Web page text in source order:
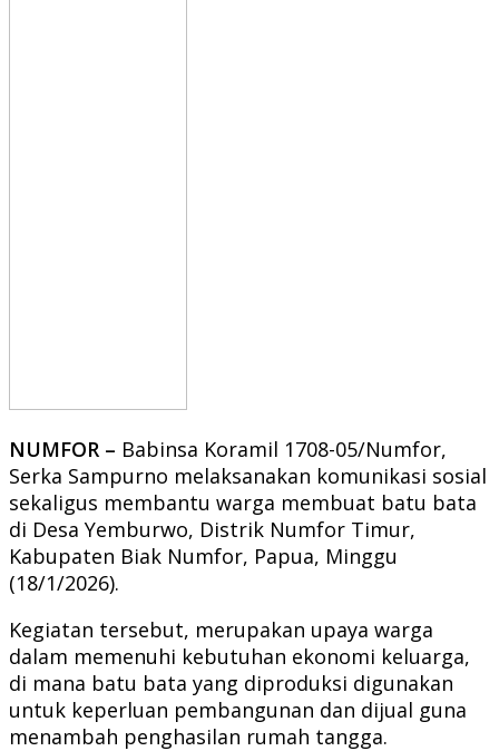
NUMFOR – Babinsa Koramil 1708-05/Numfor,
Serka Sampurno melaksanakan komunikasi sosial
sekaligus membantu warga membuat batu bata
di Desa Yemburwo, Distrik Numfor Timur,
Kabupaten Biak Numfor, Papua, Minggu
(18/1/2026).
Kegiatan tersebut, merupakan upaya warga
dalam memenuhi kebutuhan ekonomi keluarga,
di mana batu bata yang diproduksi digunakan
untuk keperluan pembangunan dan dijual guna
menambah penghasilan rumah tangga.